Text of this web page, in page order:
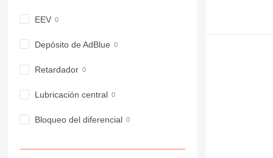
930
950
953
962
966
973
EEV
Depósito de AdBlue
Retardador
Lubricación central
Bloqueo del diferencial